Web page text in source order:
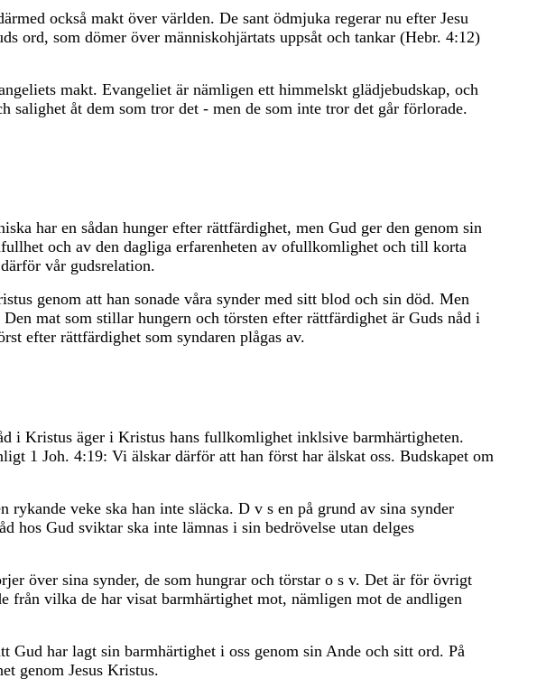
också makt över världen. De sant ödmjuka regerar nu efter Jesu
ord, som dömer över människohjärtats uppsåt och tankar (Hebr. 4:12)
makt. Evangeliet är nämligen ett himmelskt glädjebudskap, och
salighet åt dem som tror det - men de som inte tror det går förlorade.
har en sådan hunger efter rättfärdighet, men Gud ger den genom sin
och av den dagliga erfarenheten av ofullkomlighet och till korta
vår gudsrelation.
genom att han sonade våra synder med sitt blod och sin död. Men
mat som stillar hungern och törsten efter rättfärdighet är Guds nåd i
efter rättfärdighet som syndaren plågas av.
i Kristus äger i Kristus hans fullkomlighet inklsive barmhärtigheten.
1 Joh. 4:19: Vi älskar därför att han först har älskat oss. Budskapet om
veke ska han inte släcka. D v s en på grund av sina synder
hos Gud sviktar ska inte lämnas i sin bedrövelse utan delges
över sina synder, de som hungrar och törstar o s v. Det är för övrigt
från vilka de har visat barmhärtighet mot, nämligen mot de andligen
Gud har lagt sin barmhärtighet i oss genom sin Ande och sitt ord. På
genom Jesus Kristus.